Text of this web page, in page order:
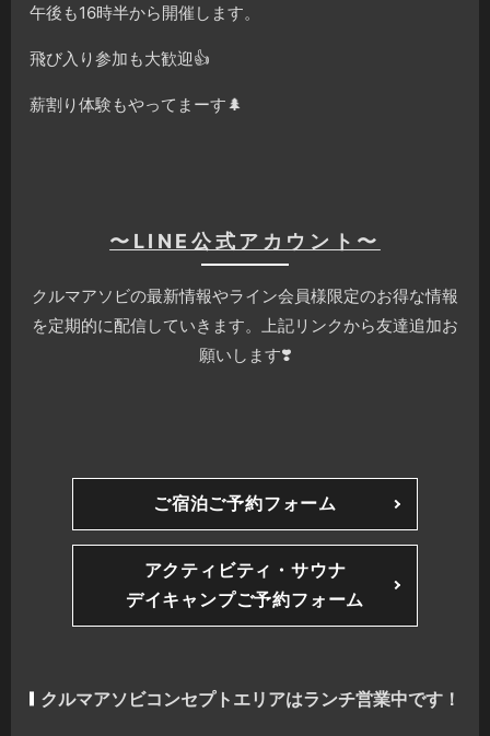
午後も16時半から開催します。
飛び入り参加も大歓迎👍
薪割り体験もやってまーす🌲
〜LINE公式アカウント〜
クルマアソビの最新情報やライン会員様限定のお得な情報
を定期的に配信していきます。上記リンクから友達追加お
願いします❣️
ご宿泊ご予約フォーム
アクティビティ・サウナ
デイキャンプご予約フォーム
クルマアソビコンセプトエリアはランチ営業中です！